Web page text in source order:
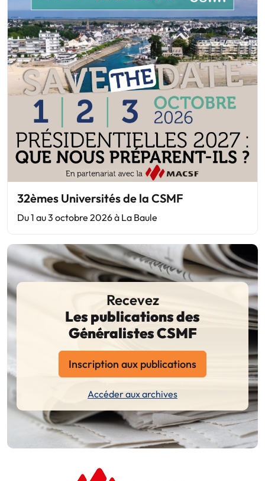
32èmes Universités de la CSMF
Du 1 au 3 octobre 2026 à La Baule
Recevez
Les publications des
Généralistes CSMF
Inscription aux publications
Accéder aux archives